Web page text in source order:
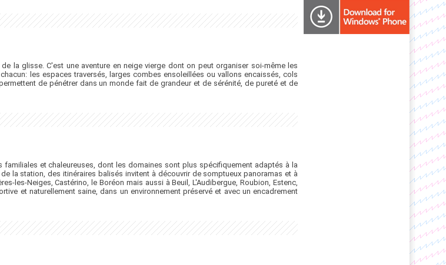
la glisse. C'est une aventure en neige vierge dont on peut organiser soi-même les
les espaces traversés, larges combes ensoleillées ou vallons encaissés, cols
de pénétrer dans un monde fait de grandeur et de sérénité, de pureté et de
et chaleureuses, dont les domaines sont plus spécifiquement adaptés à la
la station, des itinéraires balisés invitent à découvrir de somptueux panoramas et à
les-Neiges, Castérino, le Boréon mais aussi à Beuil, L'Audibergue, Roubion, Estenc,
et naturellement saine, dans un environnement préservé et avec un encadrement